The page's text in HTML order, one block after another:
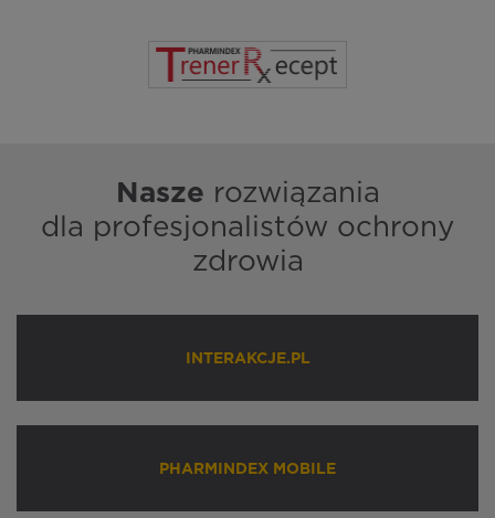
Nasze rozwiązania
dla profesjonalistów ochrony
zdrowia
INTERAKCJE.PL
PHARMINDEX MOBILE